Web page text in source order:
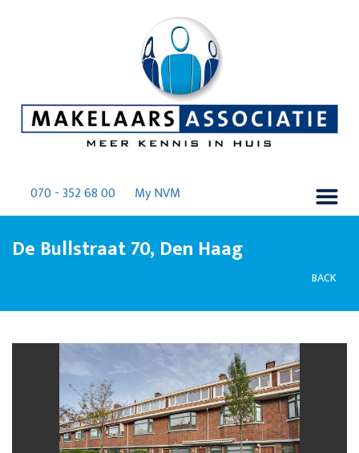
070 - 352 68 00 My NVM
De Bullstraat 70, Den Haag
BACK
previous